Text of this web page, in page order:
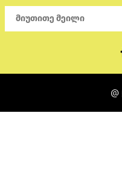
@